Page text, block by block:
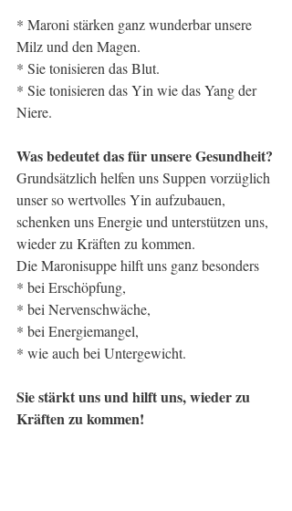
* Maroni stärken ganz wunderbar unsere
Milz und den Magen.
* Sie tonisieren das Blut.
* Sie tonisieren das Yin wie das Yang der
Niere.
Was bedeutet das für unsere Gesundheit?
Grundsätzlich helfen uns Suppen vorzüglich
unser so wertvolles Yin aufzubauen,
schenken uns Energie und unterstützen uns,
wieder zu Kräften zu kommen.
Die Maronisuppe hilft uns ganz besonders
* bei Erschöpfung,
* bei Nervenschwäche,
* bei Energiemangel,
* wie auch bei Untergewicht.
Sie stärkt uns und hilft uns, wieder zu
Kräften zu kommen!